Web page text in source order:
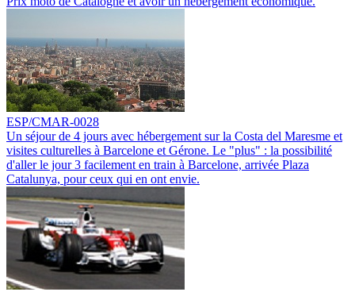
ESP/CMAR-0028
Un séjour de 4 jours avec hébergement sur la Costa del Maresme et
visites culturelles à Barcelone et Gérone. Le "plus" : la possibilité
d'aller le jour 3 facilement en train à Barcelone, arrivée Plaza
Catalunya, pour ceux qui en ont envie.